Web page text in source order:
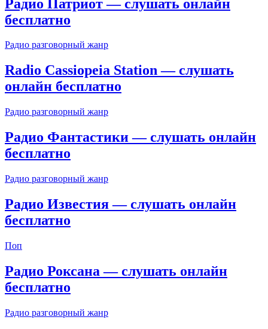
Радио Патриот — слушать онлайн
бесплатно
Радио разговорный жанр
Radio Cassiopeia Station — слушать
онлайн бесплатно
Радио разговорный жанр
Радио Фантастики — слушать онлайн
бесплатно
Радио разговорный жанр
Радио Известия — слушать онлайн
бесплатно
Поп
Радио Роксана — слушать онлайн
бесплатно
Радио разговорный жанр